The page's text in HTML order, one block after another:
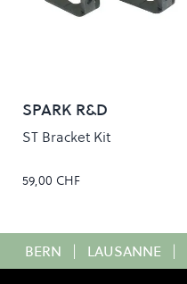
SPARK R&D
ST Bracket Kit
59,00 CHF
BERN | LAUSANNE |